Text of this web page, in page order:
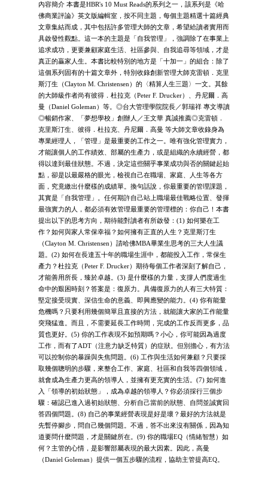
內容簡介 本書是HBR's 10 Must Reads的系列之一，該系列是《哈
佛商業評論》英文版編輯室，按不同主題，每個主題精選十篇經典
文章集結而成，其中包括許多管理大師的文章，希望給讀者實用而
具啟發性觀點。這一本的主題是「自我管理」，強調除了在事業上
追求成功，更要兼顧家庭生活、社區參與、自我追尋等領域，才是
真正的贏家人生。本書比較特別的地方是「十加一」的組合：除了
這個系列固有的十篇文章外，特別收錄創新管理大師克雷頓．克里
斯汀生（Clayton M. Christensen）的〈精算人生三題〉一文。其餘
的大師級作者尚有彼得．杜拉克（Peter F. Drucker）、丹尼爾．高
曼（Daniel Goleman）等。◎台大管理學院院長／郭瑞祥 專文導讀
◎暢銷作家、「夢想學校」創辦人／王文華 真誠推薦◎克雷頓．
克里斯汀生、彼得．杜拉克、丹尼爾．高曼 等大師文章收錄身為
專業經理人，「管理」是最重要的工作之一。唯有強化管理實力，
才能讓個人的工作績效、部屬的生產力，或是組織的永續經營，都
得以達到最佳狀態。不過，決定這些關乎事業成功與否的關鍵起始
點，卻是以最嚴格的眼光，檢視自己在職場、家庭、人生等各方
面，究竟繳出什麼樣的成績單。換句話說，你最重要的管理課題，
其實是「自我管理」。任何期許自己站上職場最佳戰略位置、發揮
最強實力的人，都必須有效管理最重要的管理標的：你自己！本書
提出以下的思考方向，期待能對讀者有所啟發：(1) 如何樂在工
作？如何與家人常保幸福？如何擁有正直的人生？克里斯汀生
（Clayton M. Christensen）請哈佛MBA畢業生思考的三大人生議
題。(2) 如何在長達五十年的職場生涯中，都能投入工作，常保生
產力？杜拉克（Peter F. Drucker）期待每個工作者深刻了解自己，
才能善用所長，臻於卓越。(3) 是什麼樣的力量，支撐人們度過生
命中的艱困時刻？答案是：復原力。具備復原力的人有三大特質：
堅定接受現實、深信生命的意義、即興應變的能力。(4) 你有能量
危機嗎？只要利用幾個簡單且直接的方法，就能讓大家的工作能量
突飛猛進。而且，不需要延長工作時間，完成的工作反而更多，品
質也更好。(5) 你的工作表現不如預期嗎？小心，你可能因為過度
工作，而有了ADT（注意力缺乏特質）的症狀。但別擔心，有方法
可以控制你的暴躁與失焦問題。(6) 工作與生活如何兼顧？只要採
取幾個聰明的步驟，來整合工作、家庭、社區和自我等四個領域，
就會成為生產力更高的領導人，並擁有更充實的生活。(7) 如何進
入「領導的初始狀態」，成為卓越的領導人？你必須採行三個步
驟：確認已進入過初始狀態、分析自己當前的狀態、自問並誠實回
答四個問題。(8) 自己的事業經營表現是好是壞？最好的方法就是
先暫停腳步，問自己幾個問題。不過，答不出來沒有關係，因為知
道要問什麼問題，才是關鍵所在。(9) 你的職場EQ（情緒智慧）如
何？主管的心情，是影響部屬表現的最大因素。因此，高曼
（Daniel Goleman）提供一個五步驟的流程，協助主管提高EQ。